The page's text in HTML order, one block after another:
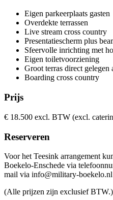
Eigen parkeerplaats gasten
Overdekte terrassen
Live stream cross country
Presentatiescherm plus
Sfeervolle inrichting met
Eigen toiletvoorziening
Groot terras direct gelegen
Boarding cross country
Prijs
€ 18.500 excl. BTW (excl.
Reserveren
Voor het Teesink arrangement
Boekelo-Enschede via
mail via info@military-
(Alle prijzen zijn exclusief BTW.)